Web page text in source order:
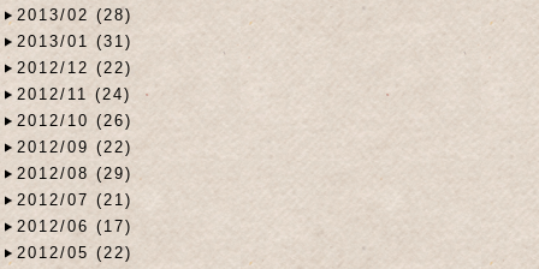
2013/02 (28)
2013/01 (31)
2012/12 (22)
2012/11 (24)
2012/10 (26)
2012/09 (22)
2012/08 (29)
2012/07 (21)
2012/06 (17)
2012/05 (22)